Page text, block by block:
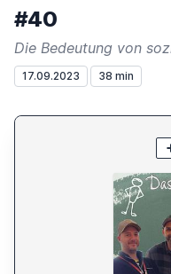
#40
Die Bedeutung von
17.09.2023 38 min